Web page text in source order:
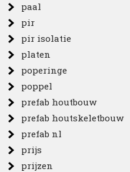
paal
pir
pir isolatie
platen
poperinge
poppel
prefab houtbouw
prefab houtskeletbouw
prefab nl
prijs
prijzen